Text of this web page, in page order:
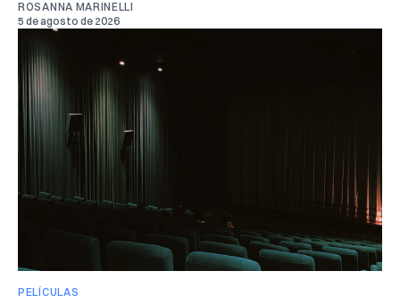
ROSANNA MARINELLI
5 de agosto de 2026
PELÍCULAS